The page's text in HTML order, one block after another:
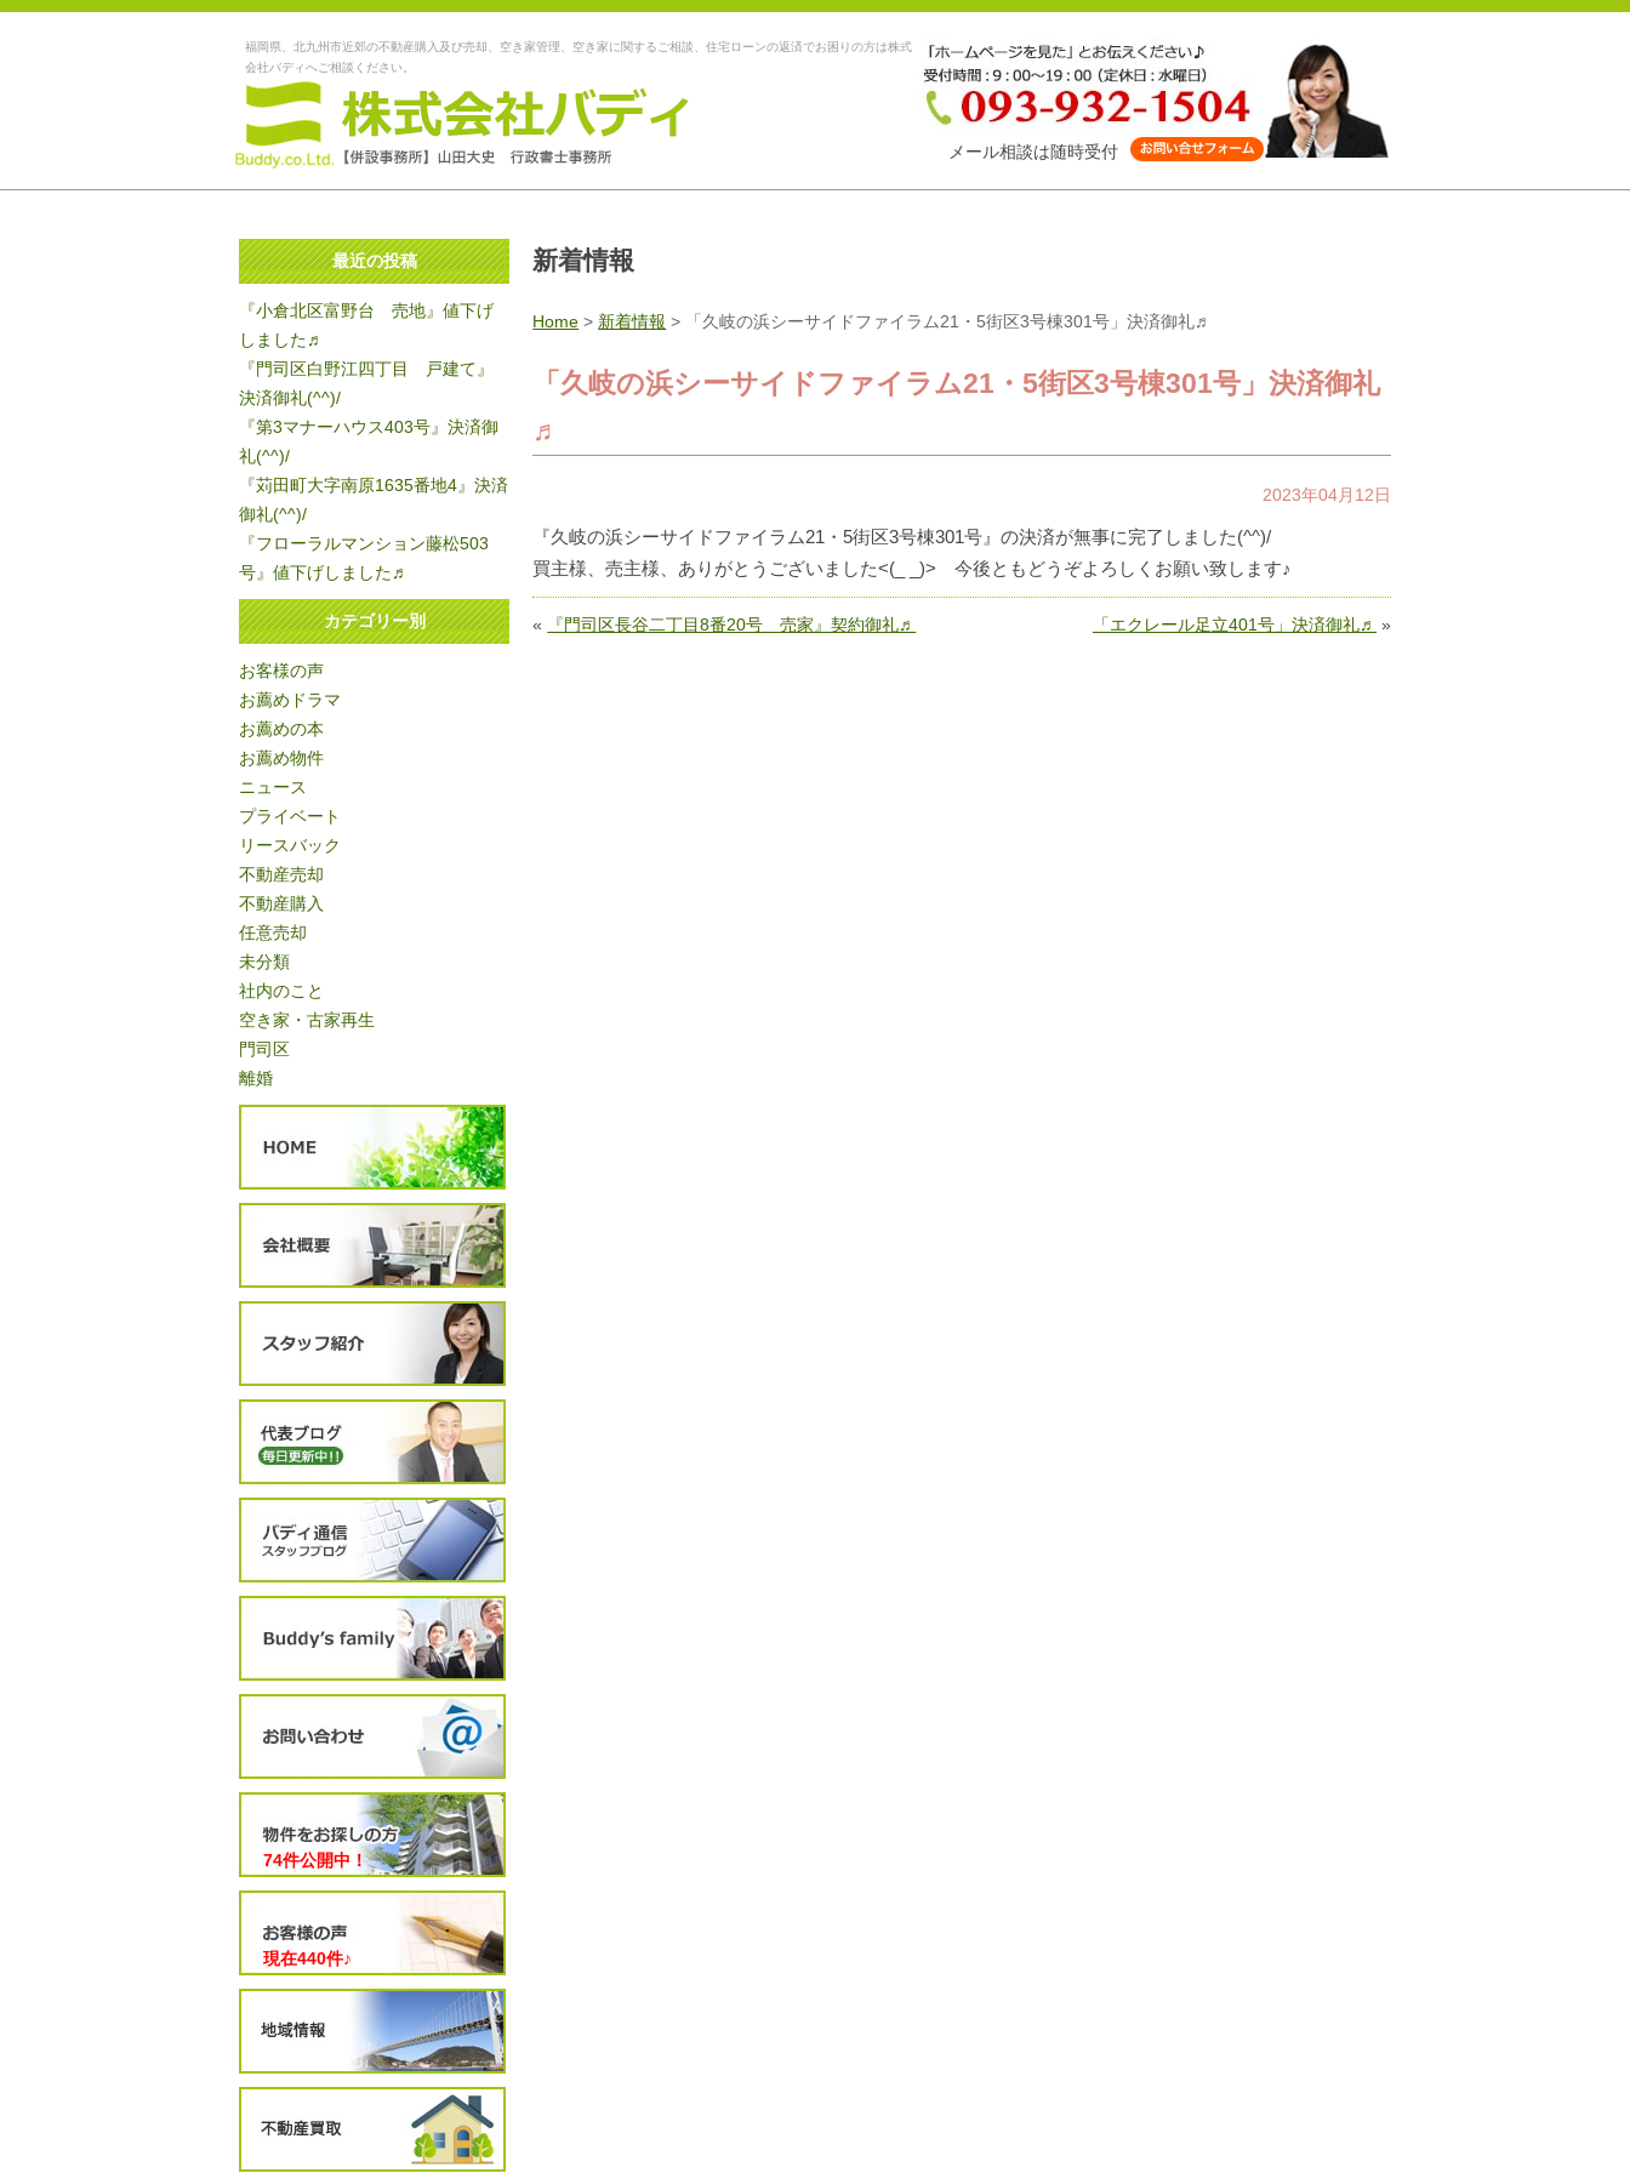
福岡県、北九州市近郊の不動産購入及び売却、空き家管理、空き家に関するご相談、住宅ローンの返済でお困りの方は株式
会社バディへご相談ください。
メール相談は随時受付
新着情報
Home > 新着情報 > 「久岐の浜シーサイドファイラム21・5街区3号棟301号」決済御礼♬
「久岐の浜シーサイドファイラム21・5街区3号棟301号」決済御礼
♬
2023年04月12日
『久岐の浜シーサイドファイラム21・5街区3号棟301号』の決済が無事に完了しました(^^)/
買主様、売主様、ありがとうございました<(_ _)> 今後ともどうぞよろしくお願い致します♪
« 『門司区長谷二丁目8番20号 売家』契約御礼♬ 「エクレール足立401号」決済御礼♬ »
最近の投稿
『小倉北区富野台 売地』値下げ
しました♬
『門司区白野江四丁目 戸建て』
決済御礼(^^)/
『第3マナーハウス403号』決済御
礼(^^)/
『苅田町大字南原1635番地4』決済
御礼(^^)/
『フローラルマンション藤松503
号』値下げしました♬
カテゴリー別
お客様の声
お薦めドラマ
お薦めの本
お薦め物件
ニュース
プライベート
リースバック
不動産売却
不動産購入
任意売却
未分類
社内のこと
空き家・古家再生
門司区
離婚
74件公開中！
現在440件♪